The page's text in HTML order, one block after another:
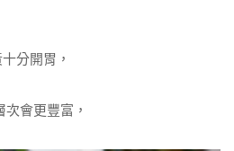
分開胃，
會更豐富，